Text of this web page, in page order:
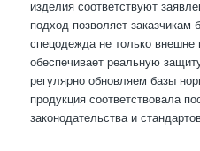
изделия соответствуют
подход позволяет
спецодежда не только внешне
обеспечивает реальную
регулярно обновляем базы
продукция соответствовала
законодательства и